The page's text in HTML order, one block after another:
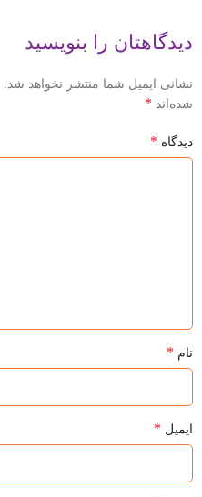
دیدگاهتان را بنویسید
نشانی ایمیل شما منتشر نخواهد شد.
شده‌اند *
دیدگاه *
نام *
ایمیل *